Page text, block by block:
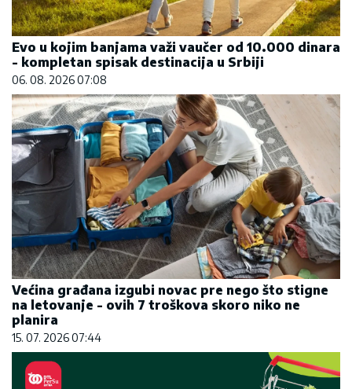
Evo u kojim banjama važi vaučer od 10.000 dinara
- kompletan spisak destinacija u Srbiji
06. 08. 2026 07:08
Većina građana izgubi novac pre nego što stigne
na letovanje - ovih 7 troškova skoro niko ne
planira
15. 07. 2026 07:44